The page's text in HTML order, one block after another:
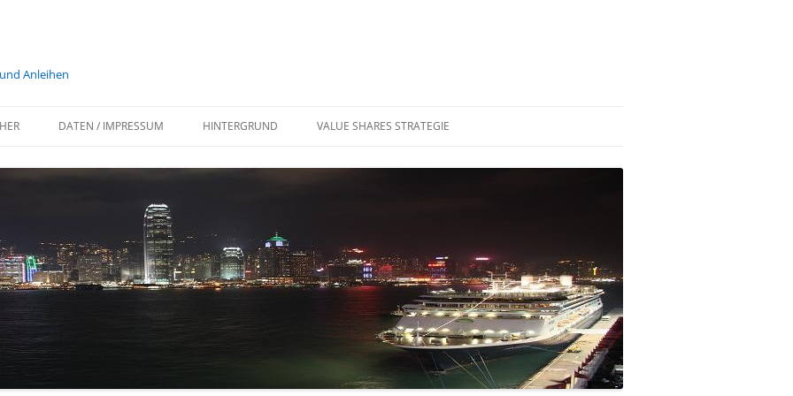
Anleihen
DATEN / IMPRESSUM HINTERGRUND VALUE SHARES STRATEGIE